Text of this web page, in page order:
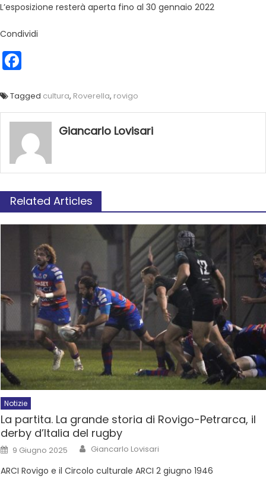
L’esposizione resterà aperta fino al 30 gennaio 2022
Condividi
Tagged cultura, Roverella, rovigo
Giancarlo Lovisari
Related Articles
Notizie
La partita. La grande storia di Rovigo-Petrarca, il
derby d’Italia del rugby
9 Giugno 2025 Giancarlo Lovisari
ARCI Rovigo e il Circolo culturale ARCI 2 giugno 1946